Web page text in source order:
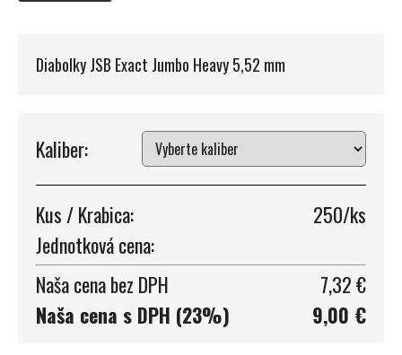
Diabolky JSB Exact Jumbo Heavy 5,52 mm
Kaliber:
Kus / Krabica:
250/ks
Jednotková cena:
Naša cena bez DPH
7,32 €
Naša cena s DPH (23%)
9,00 €